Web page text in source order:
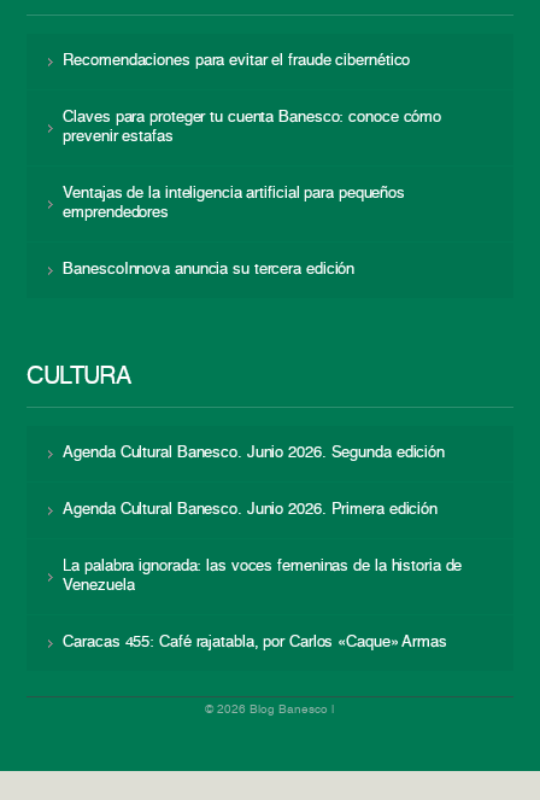
Recomendaciones para evitar el fraude cibernético
Claves para proteger tu cuenta Banesco: conoce cómo
prevenir estafas
Ventajas de la inteligencia artificial para pequeños
emprendedores
BanescoInnova anuncia su tercera edición
CULTURA
Agenda Cultural Banesco. Junio 2026. Segunda edición
Agenda Cultural Banesco. Junio 2026. Primera edición
La palabra ignorada: las voces femeninas de la historia de
Venezuela
Caracas 455: Café rajatabla, por Carlos «Caque» Armas
© 2026 Blog Banesco |